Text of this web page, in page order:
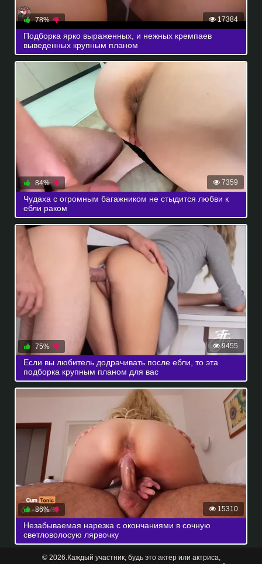
17384
78%
Подборка ярко выраженных, и нежных кремпаев
выведенных крупным планом
7359
84%
Чудаха с огромным багажником не стыдится любви к
ебли раком
9455
75%
Если вы любитель додрачивать после ебли, то эта
подборка крупным планом для вас
15310
86%
Незабываемая нарезка с окончаниями в сочную
светловолосую лярвочку
© 2026.Каждый участник, будь это актер или актриса,